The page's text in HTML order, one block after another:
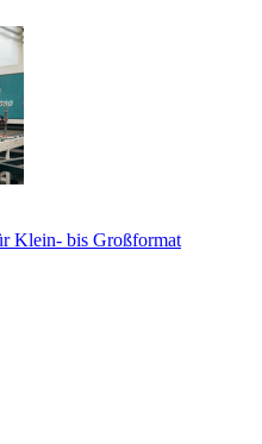
Klein- bis Großformat